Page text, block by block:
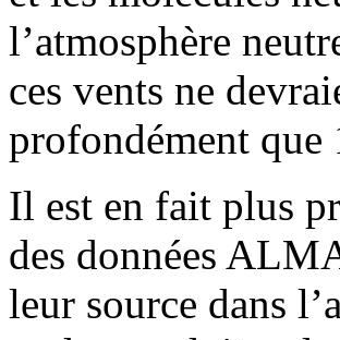
l’atmosphère
ces vents ne
profondément que
Il est en fait plus
des données
leur source dans